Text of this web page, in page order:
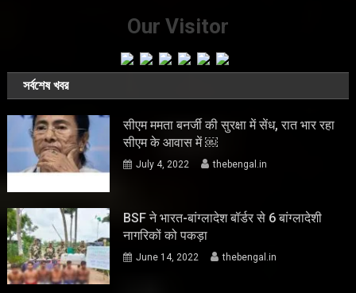
Our Visitor
সর্বশেষ খবর
सीएम ममता बनर्जी की सुरक्षा में सेंध, रात भार रहा
सीएम के आवास में ￼
July 4, 2022 thebengal.in
BSF ने भारत-बांग्लादेश बॉर्डर से 6 बांग्लादेशी
नागरिकों को पकड़ा
June 14, 2022 thebengal.in